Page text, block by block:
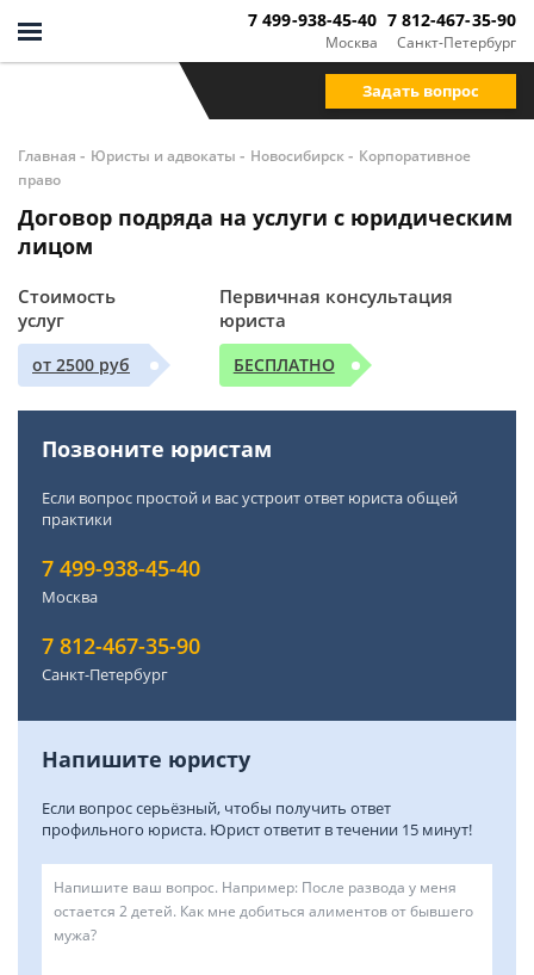
Москва
7 499-938-45-40
Санкт-Петербург
7 812-467-35-90
Задать вопрос
Главная - Юристы и адвокаты - Новосибирск- Корпоративное
право
Договор подряда на услуги с юридическим
лицом
Стоимость
услуг
от 2500 руб
Первичная консультация
юриста
БЕСПЛАТНО
Позвоните юристам
Если вопрос простой и вас устроит ответ юриста общей
практики
7 499-938-45-40
Москва
7 812-467-35-90
Санкт-Петербург
Напишите юристу
Если вопрос серьёзный, чтобы получить ответ
профильного юриста. Юрист ответит в течении 15 минут!